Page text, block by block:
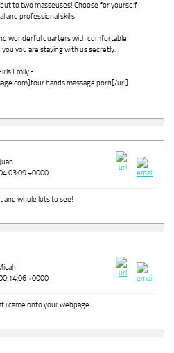
to two masseuses! Choose for yourself
and professional skills!
wonderful quarters with comfortable
you are staying with us secretly.
Emily -
hands massage porn[/url]
+0000
and whole lots to see!
+0000
i came onto your webpage.